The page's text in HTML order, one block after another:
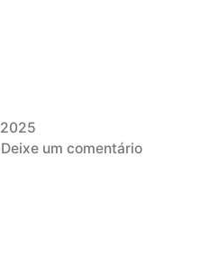
Deixe um comentárioem